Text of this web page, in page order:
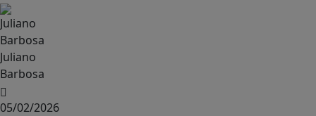
Juliano
Barbosa
05/02/2026